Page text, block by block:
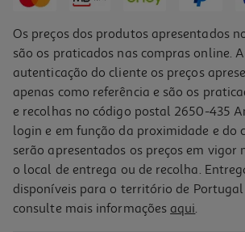
4.6
Tofu Shambhala Fresco Natural Biológico 500g
Os preços dos produtos apresentados
são os praticados nas compras online.
autenticação do cliente os preços
apenas como referência e são os
e recolhas no código postal 2650-435
login e em função da proximidade e do
serão apresentados os preços em vigor
o local de entrega ou de recolha.
disponíveis para o território de
consulte mais informações aqui.